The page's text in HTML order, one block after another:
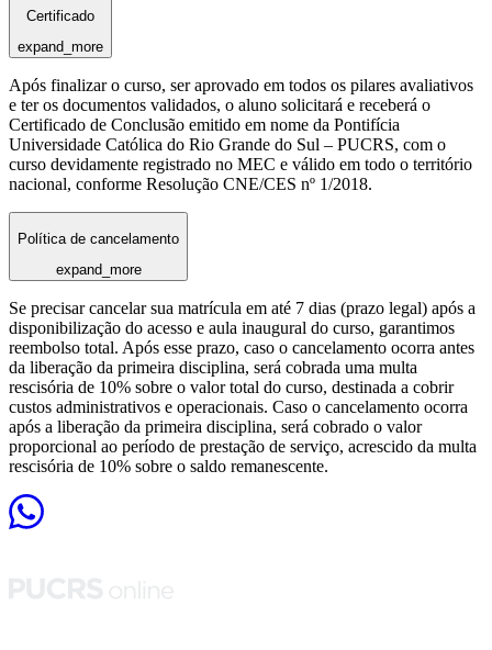
Certificado
expand_more
Após finalizar o curso, ser aprovado em todos os pilares avaliativos
e ter os documentos validados, o aluno solicitará e receberá o
Certificado de Conclusão emitido em nome da Pontifícia
Universidade Católica do Rio Grande do Sul – PUCRS, com o
curso devidamente registrado no MEC e válido em todo o território
nacional, conforme Resolução CNE/CES nº 1/2018.
Política de cancelamento
expand_more
Se precisar cancelar sua matrícula em até 7 dias (prazo legal) após a
disponibilização do acesso e aula inaugural do curso, garantimos
reembolso total. Após esse prazo, caso o cancelamento ocorra antes
da liberação da primeira disciplina, será cobrada uma multa
rescisória de 10% sobre o valor total do curso, destinada a cobrir
custos administrativos e operacionais. Caso o cancelamento ocorra
após a liberação da primeira disciplina, será cobrado o valor
proporcional ao período de prestação de serviço, acrescido da multa
rescisória de 10% sobre o saldo remanescente.